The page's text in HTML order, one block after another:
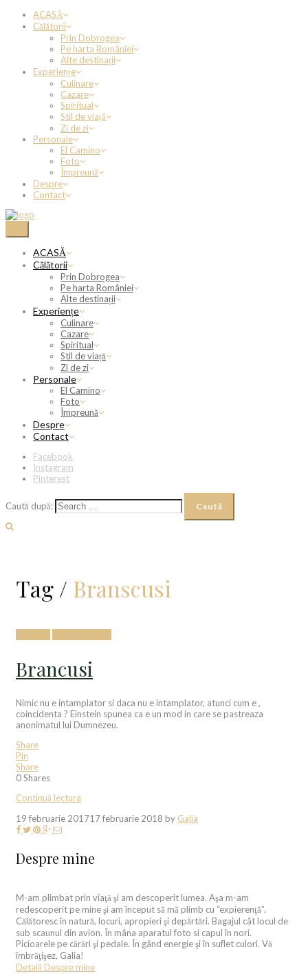
ACASĂ
Călătorii
Prin Dobrogea
Pe harta României
Alte destinații
Experiențe
Culinare
Cazare
Spiritual
Stil de viață
Zi de zi
Personale
El Camino
Foto
Împreună
Despre
Contact
ACASĂ
Călătorii
Prin Dobrogea
Pe harta României
Alte destinații
Experiențe
Culinare
Cazare
Spiritual
Stil de viață
Zi de zi
Personale
El Camino
Foto
Împreună
Despre
Contact
Facebook
Instagram
Pinterest
Caută după:
Tag / Branscusi
Brancusi
Nimic nu e intamplator si daca nu e intamplator, atunci cum e ,
coincidenta ? Einstein spunea ca e un mod in care se pastreaza
anonimatul lui Dumnezeu.
Share
Pin
Share
0Shares
Continuă lectura
19 februarie 201717 februarie 2018 by Galia
Despre mine
M-am plimbat prin viaţă şi am descoperit lumea. Aşa m-am
redescoperit pe mine şi am început să mă plimb cu “expierenţă”.
Călătoresc în natură, locuri, apropieri şi depărtări. Bagajul cât locul de
sub scaunul din avion. În mâna aparatul foto si capul în nori.
Picioarele pe cărări şi pedale. În gând energie şi în suflet culori. Vă
îmbrăţişez, Galia!
Detalii Despre mine